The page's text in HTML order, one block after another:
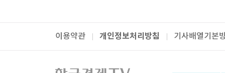
이용약관 개인정보처리방침 기사배열기본
패밀리사이트
한국경제TV